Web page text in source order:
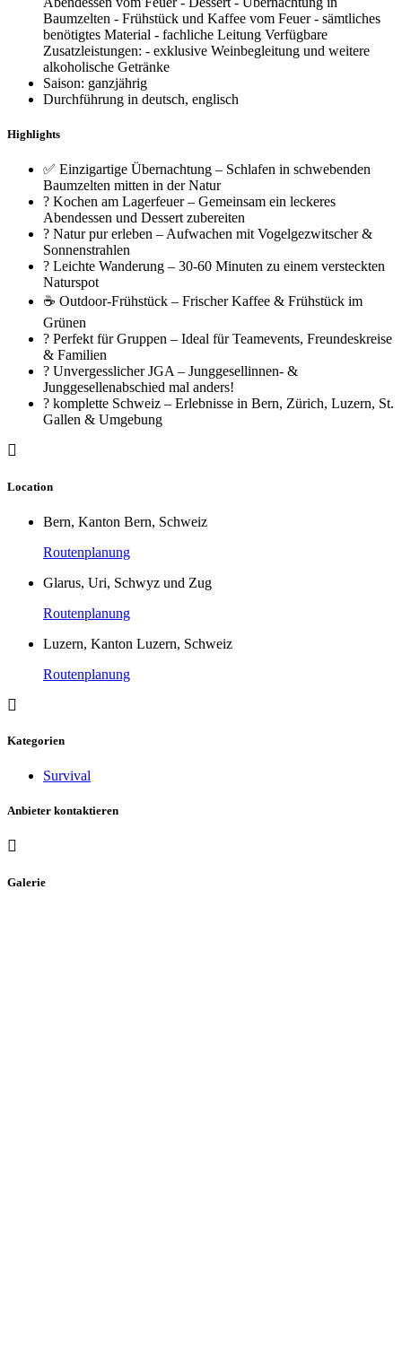
Baumzelten - Frühstück und Kaffee vom Feuer - sämtliches
benötigtes Material - fachliche Leitung Verfügbare
Zusatzleistungen: - exklusive Weinbegleitung und weitere
alkoholische Getränke
Saison: ganzjährig
Durchführung in deutsch, englisch
Highlights
✅ Einzigartige Übernachtung – Schlafen in schwebenden
Baumzelten mitten in der Natur
? Kochen am Lagerfeuer – Gemeinsam ein leckeres
Abendessen und Dessert zubereiten
? Natur pur erleben – Aufwachen mit Vogelgezwitscher &
Sonnenstrahlen
? Leichte Wanderung – 30-60 Minuten zu einem versteckten
Naturspot
☕ Outdoor-Frühstück – Frischer Kaffee & Frühstück im
Grünen
? Perfekt für Gruppen – Ideal für Teamevents, Freundeskreise
& Familien
? Unvergesslicher JGA – Junggesellinnen- &
Junggesellenabschied mal anders!
? komplette Schweiz – Erlebnisse in Bern, Zürich, Luzern, St.
Gallen & Umgebung
Location
Bern, Kanton Bern, Schweiz
Routenplanung
Glarus, Uri, Schwyz und Zug
Routenplanung
Luzern, Kanton Luzern, Schweiz
Routenplanung
Kategorien
Survival
Anbieter kontaktieren
Galerie